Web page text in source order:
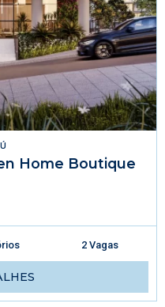
Home Boutique
2 Vagas